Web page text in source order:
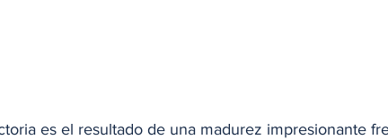
es el resultado de una madurez impresionante